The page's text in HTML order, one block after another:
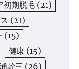
初期脱毛 (21)
(21)
(15)
健康 (15)
幹三 (26)